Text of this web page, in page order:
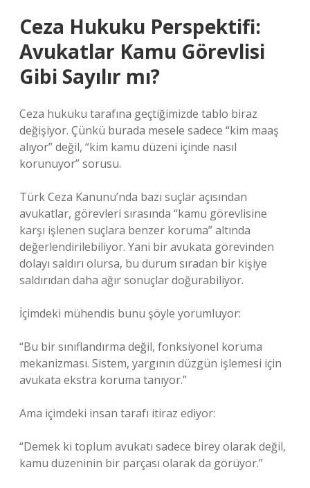
Ceza Hukuku Perspektifi:
Avukatlar Kamu Görevlisi
Gibi Sayılır mı?
Ceza hukuku tarafına geçtiğimizde tablo biraz
değişiyor. Çünkü burada mesele sadece “kim maaş
alıyor” değil, “kim kamu düzeni içinde nasıl
korunuyor” sorusu.
Türk Ceza Kanunu’nda bazı suçlar açısından
avukatlar, görevleri sırasında “kamu görevlisine
karşı işlenen suçlara benzer koruma” altında
değerlendirilebiliyor. Yani bir avukata görevinden
dolayı saldırı olursa, bu durum sıradan bir kişiye
saldırıdan daha ağır sonuçlar doğurabiliyor.
İçimdeki mühendis bunu şöyle yorumluyor:
“Bu bir sınıflandırma değil, fonksiyonel koruma
mekanizması. Sistem, yargının düzgün işlemesi için
avukata ekstra koruma tanıyor.”
Ama içimdeki insan tarafı itiraz ediyor:
“Demek ki toplum avukatı sadece birey olarak değil,
kamu düzeninin bir parçası olarak da görüyor.”